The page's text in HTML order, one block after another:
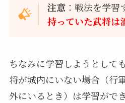
注意 ：戦法を学習
持っていた武将は
ちなみに学習しようとして
将が城内にいない場合（行
外にいるとき）は学習がで